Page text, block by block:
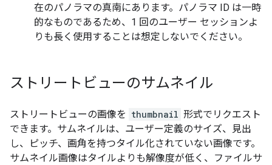
在のパノラマの真南にあります。パノラマ ID は一時
的なものであるため、1 回のユーザー セッションよ
りも長く使用することは想定しないでください。
ストリートビューのサムネイル
ストリートビューの画像を thumbnail 形式でリクエスト
できます。サムネイルは、ユーザー定義のサイズ、見出
し、ピッチ、画角を持つタイル化されていない画像です。
サムネイル画像はタイルよりも解像度が低く、ファイルサ